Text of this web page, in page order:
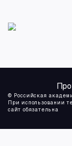
© Российская
При использовании
сайт обязательна